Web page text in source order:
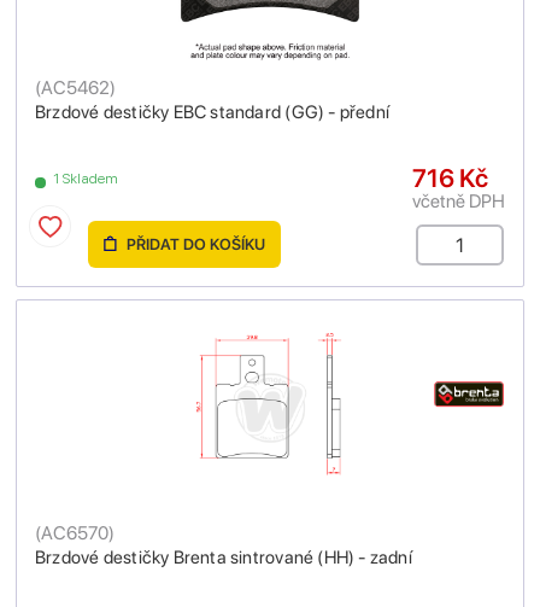
Brzdové destičky EBC standard (GG) - přední
(AC5462)
1 Skladem 716 Kč
včetně DPH
PŘIDAT DO KOŠÍKU
Brzdové destičky Brenta sintrované (HH) - zadní
(AC6570)